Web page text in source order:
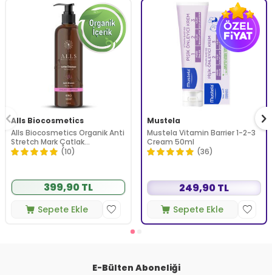
Alls Biocosmetics
Alls Biocosmetics Organik Anti
Stretch Mark Çatlak
Önlemeye Yardımcı Jel 350 ml
(10)
399,90 TL
Sepete Ekle
Mustela
Mustela Vitamin Barrier 1-2-3
Cream 50ml
(36)
249,90 TL
Sepete Ekle
E-Bülten Aboneliği